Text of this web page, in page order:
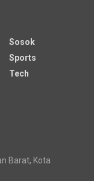
Sosok
Sports
Tech
Barat, Kota